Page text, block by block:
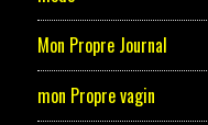
Mon Propre Journal
mon Propre vagin